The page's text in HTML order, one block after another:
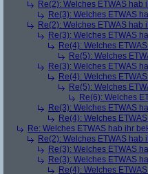
Re(2): Welches ETWAS hab
Re(3): Welches ETWAS
Re(2): Welches ETWAS hab
Re(3): Welches ETWAS
Re(4): Welches
Re(5): Welches
Re(3): Welches ETWAS
Re(4): Welches
Re(5): Welches
Re(6): Welches
Re(3): Welches ETWAS
Re(4): Welches
Re: Welches ETWAS hab ihr
Re(2): Welches ETWAS hab
Re(3): Welches ETWAS
Re(3): Welches ETWAS
Re(4): Welches